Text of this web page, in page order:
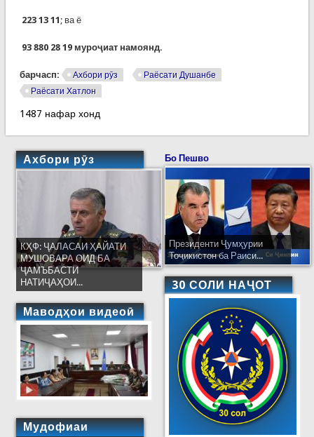
223 13 11 ; ва ё
93 880 28 19 муроҷиат намоянд.
барчасп: Ахбори рӯз
Раёсати Душанбе
Раёсати Хатлон
1487 нафар хонд
Ахбори рӯз
КҲФ: ҶАЛАСАИ ҲАЙАТИ
МУШОВАРА ОИД БА
ҶАМЪБАСТИ
НАТИҶАҲОИ...
Маводҳои видеоӣ
Мудофиаи
Бо Пешво
Президенти Ҷумҳурии
Тоҷикистон ба Раиси...
30 СОЛИ НАҶОТ